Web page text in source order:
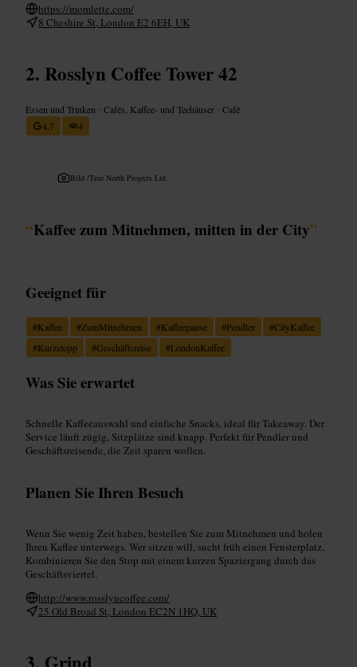
https://momlette.com/
8 Cheshire St, London E2 6EH, UK
Rosslyn Coffee Tower 42
Essen und Trinken •Cafés, Kaffee- und Teehäuser •Café
4,7
4
Bild /True North Projects Ltd
“Kaffee zum Mitnehmen, mitten in der City”
Geeignet für
#Kaffee #ZumMitnehmen #Kaffeepause #Pendler #CityKaffee
#Kurzstopp #Geschäftsreise #LondonKaffee
Was Sie erwartet
Schnelle Kaffeeauswahl und einfache Snacks, ideal für Takeaway. Der
Service läuft zügig, Sitzplätze sind knapp. Perfekt für Pendler und
Geschäftsreisende, die Zeit sparen wollen.
Planen Sie Ihren Besuch
Wenn Sie wenig Zeit haben, bestellen Sie zum Mitnehmen und holen
Ihren Kaffee unterwegs. Wer sitzen will, sucht früh einen Fensterplatz.
Kombinieren Sie den Stop mit einem kurzen Spaziergang durch das
Geschäftsviertel.
http://www.rosslyncoffee.com/
25 Old Broad St, London EC2N 1HQ, UK